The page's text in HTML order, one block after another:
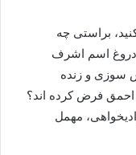
براستی چه
دروغ اسم اشرف
سوزی و زنده
احمق فرض کرده اند؟
مهمل